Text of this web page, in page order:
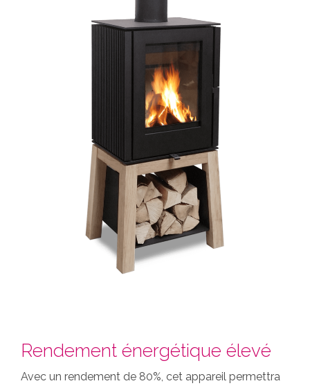
Rendement énergétique élevé
Avec un rendement de 80%, cet appareil permettra